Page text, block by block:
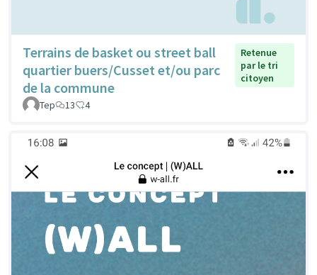
Terrains de basket ou street ball
quartier buers/Cusset et/ou parc
de la commune
Retenue
par le tri
citoyen
Tep 13 4